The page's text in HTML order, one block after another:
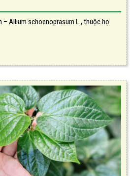
– Allium schoenoprasum L., thuộc họ